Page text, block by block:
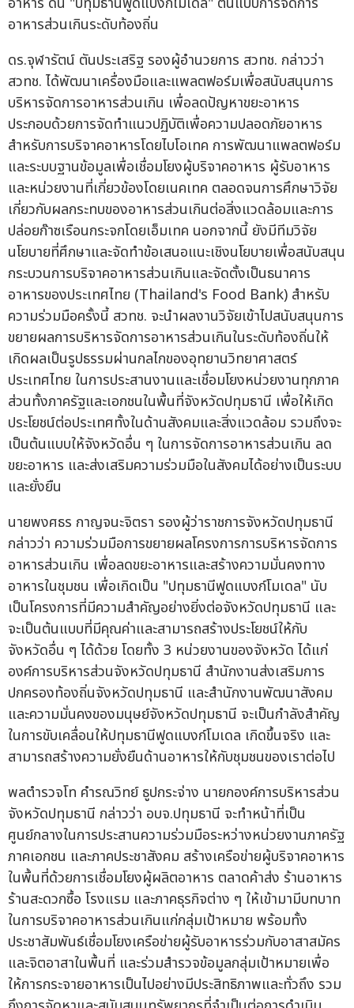
ดร.จุฬารัตน์ ตันประเสริฐ รองผู้อำนวยการ สวทช. กล่าวว่า
สวทช. ได้พัฒนาเครื่องมือและแพลตฟอร์มเพื่อสนับสนุนการ
บริหารจัดการอาหารส่วนเกิน เพื่อลดปัญหาขยะอาหาร
ประกอบด้วยการจัดทำแนวปฏิบัติเพื่อความปลอดภัยอาหาร
สำหรับการบริจาคอาหารโดยไบโอเทค การพัฒนาแพลตฟอร์ม
และระบบฐานข้อมูลเพื่อเชื่อมโยงผู้บริจาคอาหาร ผู้รับอาหาร
และหน่วยงานที่เกี่ยวข้องโดยเนคเทค ตลอดจนการศึกษาวิจัย
เกี่ยวกับผลกระทบของอาหารส่วนเกินต่อสิ่งแวดล้อมและการ
ปล่อยก๊าซเรือนกระจกโดยเอ็มเทค นอกจากนี้ ยังมีทีมวิจัย
นโยบายที่ศึกษาและจัดทำข้อเสนอแนะเชิงนโยบายเพื่อสนับสนุน
กระบวนการบริจาคอาหารส่วนเกินและจัดตั้งเป็นธนาคาร
อาหารของประเทศไทย (Thailand's Food Bank) สำหรับ
ความร่วมมือครั้งนี้ สวทช. จะนำผลงานวิจัยเข้าไปสนับสนุนการ
ขยายผลการบริหารจัดการอาหารส่วนเกินในระดับท้องถิ่นให้
เกิดผลเป็นรูปธรรมผ่านกลไกของอุทยานวิทยาศาสตร์
ประเทศไทย ในการประสานงานและเชื่อมโยงหน่วยงานทุกภาค
ส่วนทั้งภาครัฐและเอกชนในพื้นที่จังหวัดปทุมธานี เพื่อให้เกิด
ประโยชน์ต่อประเทศทั้งในด้านสังคมและสิ่งแวดล้อม รวมถึงจะ
เป็นต้นแบบให้จังหวัดอื่น ๆ ในการจัดการอาหารส่วนเกิน ลด
ขยะอาหาร และส่งเสริมความร่วมมือในสังคมได้อย่างเป็นระบบ
และยั่งยืน
นายพงศธร กาญจนะจิตรา รองผู้ว่าราชการจังหวัดปทุมธานี
กล่าวว่า ความร่วมมือการขยายผลโครงการการบริหารจัดการ
อาหารส่วนเกิน เพื่อลดขยะอาหารและสร้างความมั่นคงทาง
อาหารในชุมชน เพื่อเกิดเป็น "ปทุมธานีฟูดแบงก์โมเดล" นับ
เป็นโครงการที่มีความสำคัญอย่างยิ่งต่อจังหวัดปทุมธานี และ
จะเป็นต้นแบบที่มีคุณค่าและสามารถสร้างประโยชน์ให้กับ
จังหวัดอื่น ๆ ได้ด้วย โดยทั้ง 3 หน่วยงานของจังหวัด ได้แก่
องค์การบริหารส่วนจังหวัดปทุมธานี สำนักงานส่งเสริมการ
ปกครองท้องถิ่นจังหวัดปทุมธานี และสำนักงานพัฒนาสังคม
และความมั่นคงของมนุษย์จังหวัดปทุมธานี จะเป็นกำลังสำคัญ
ในการขับเคลื่อนให้ปทุมธานีฟูดแบงก์โมเดล เกิดขึ้นจริง และ
สามารถสร้างความยั่งยืนด้านอาหารให้กับชุมชนของเราต่อไป
พลตำรวจโท คำรณวิทย์ ธูปกระจ่าง นายกองค์การบริหารส่วน
จังหวัดปทุมธานี กล่าวว่า อบจ.ปทุมธานี จะทำหน้าที่เป็น
ศูนย์กลางในการประสานความร่วมมือระหว่างหน่วยงานภาครัฐ
ภาคเอกชน และภาคประชาสังคม สร้างเครือข่ายผู้บริจาคอาหาร
ในพื้นที่ด้วยการเชื่อมโยงผู้ผลิตอาหาร ตลาดค้าส่ง ร้านอาหาร
ร้านสะดวกซื้อ โรงแรม และภาคธุรกิจต่าง ๆ ให้เข้ามามีบทบาท
ในการบริจาคอาหารส่วนเกินแก่กลุ่มเป้าหมาย พร้อมทั้ง
ประชาสัมพันธ์เชื่อมโยงเครือข่ายผู้รับอาหารร่วมกับอาสาสมัคร
และจิตอาสาในพื้นที่ และร่วมสำรวจข้อมูลกลุ่มเป้าหมายเพื่อ
ให้การกระจายอาหารเป็นไปอย่างมีประสิทธิภาพและทั่วถึง รวม